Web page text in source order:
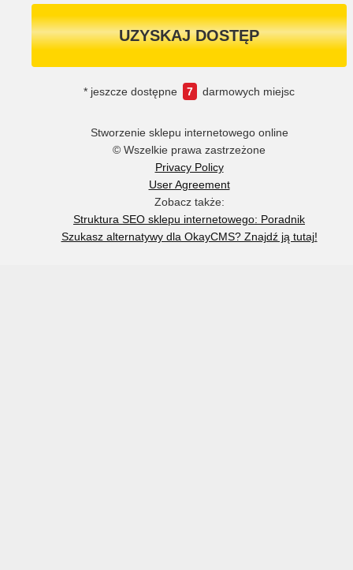
UZYSKAJ DOSTĘP
* jeszcze dostępne 7 darmowych miejsc
Stworzenie sklepu internetowego online
© Wszelkie prawa zastrzeżone
Privacy Policy
User Agreement
Zobacz także:
Struktura SEO sklepu internetowego: Poradnik
Szukasz alternatywy dla OkayCMS? Znajdź ją tutaj!